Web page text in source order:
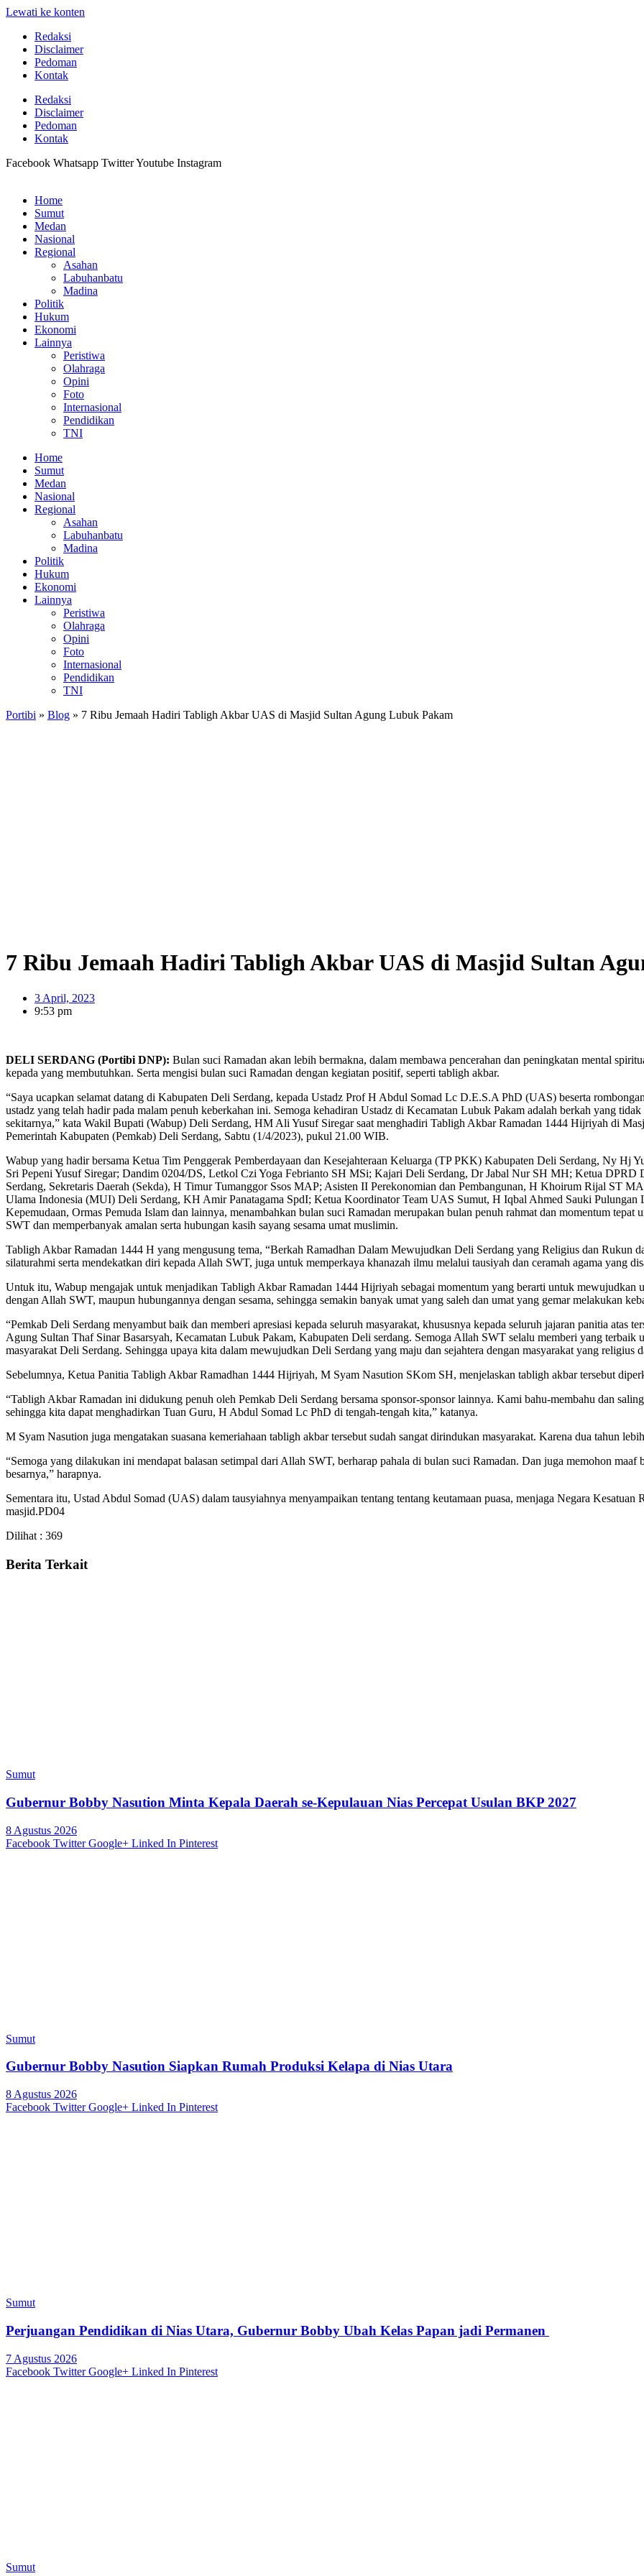
Lewati ke konten
Redaksi
Disclaimer
Pedoman
Kontak
Redaksi
Disclaimer
Pedoman
Kontak
Facebook Whatsapp TwitterYoutube Instagram
Home
Sumut
Medan
Nasional
Regional
Asahan
Labuhanbatu
Madina
Politik
Hukum
Ekonomi
Lainnya
Peristiwa
Olahraga
Opini
Foto
Internasional
Pendidikan
TNI
Home
Sumut
Medan
Nasional
Regional
Asahan
Labuhanbatu
Madina
Politik
Hukum
Ekonomi
Lainnya
Peristiwa
Olahraga
Opini
Foto
Internasional
Pendidikan
TNI
Portibi » Blog » 7 Ribu Jemaah Hadiri Tabligh Akbar UAS di Masjid Sultan Agung Lubuk Pakam
7 Ribu Jemaah Hadiri Tabligh Akbar UAS di Masjid Sultan
3 April, 2023
9:53 pm
DELI SERDANG (Portibi DNP): Bulan suci Ramadan akan lebih bermakna, dalam membawa pencerahan dan peningkatan mental
kepada yang membutuhkan. Serta mengisi bulan suci Ramadan dengan kegiatan positif, seperti tabligh akbar.
“Saya ucapkan selamat datang di Kabupaten Deli Serdang, kepada Ustadz Prof H Abdul Somad Lc D.E.S.A PhD (UAS) beserta
ustadz yang telah hadir pada malam penuh keberkahan ini. Semoga kehadiran Ustadz di Kecamatan Lubuk Pakam adalah berkah yang
sekitarnya,” kata Wakil Bupati (Wabup) Deli Serdang, HM Ali Yusuf Siregar saat menghadiri Tabligh Akbar Ramadan 1444 Hijriyah di
Pemerintah Kabupaten (Pemkab) Deli Serdang, Sabtu (1/4/2023), pukul 21.00 WIB.
Wabup yang hadir bersama Ketua Tim Penggerak Pemberdayaan dan Kesejahteraan Keluarga (TP PKK) Kabupaten Deli Serdang, Ny
Sri Pepeni Yusuf Siregar; Dandim 0204/DS, Letkol Czi Yoga Febrianto SH MSi; Kajari Deli Serdang, Dr Jabal Nur SH MH; Ketua
Serdang, Sekretaris Daerah (Sekda), H Timur Tumanggor Ssos MAP; Asisten II Perekonomian dan Pembangunan, H Khoirum Rijal ST
Ulama Indonesia (MUI) Deli Serdang, KH Amir Panatagama SpdI; Ketua Koordinator Team UAS Sumut, H Iqbal Ahmed Sauki Pulungan
Kepemudaan, Ormas Pemuda Islam dan lainnya, menambahkan bulan suci Ramadan merupakan bulan penuh rahmat dan momentum
SWT dan memperbanyak amalan serta hubungan kasih sayang sesama umat muslimin.
Tabligh Akbar Ramadan 1444 H yang mengusung tema, “Berkah Ramadhan Dalam Mewujudkan Deli Serdang yang Religius dan Rukun
silaturahmi serta mendekatkan diri kepada Allah SWT, juga untuk memperkaya khanazah ilmu melalui tausiyah dan ceramah agama yang
Untuk itu, Wabup mengajak untuk menjadikan Tabligh Akbar Ramadan 1444 Hijriyah sebagai momentum yang berarti untuk mewujudkan
dengan Allah SWT, maupun hubungannya dengan sesama, sehingga semakin banyak umat yang saleh dan umat yang gemar melakukan
“Pemkab Deli Serdang menyambut baik dan memberi apresiasi kepada seluruh masyarakat, khususnya kepada seluruh jajaran panitia atas
Agung Sultan Thaf Sinar Basarsyah, Kecamatan Lubuk Pakam, Kabupaten Deli serdang. Semoga Allah SWT selalu memberi yang terbaik
masyarakat Deli Serdang. Sehingga upaya kita dalam mewujudkan Deli Serdang yang maju dan sejahtera dengan masyarakat yang religius
Sebelumnya, Ketua Panitia Tabligh Akbar Ramadhan 1444 Hijriyah, M Syam Nasution SKom SH, menjelaskan tabligh akbar tersebut
“Tabligh Akbar Ramadan ini didukung penuh oleh Pemkab Deli Serdang bersama sponsor-sponsor lainnya. Kami bahu-membahu dan
sehingga kita dapat menghadirkan Tuan Guru, H Abdul Somad Lc PhD di tengah-tengah kita,” katanya.
M Syam Nasution juga mengatakan suasana kemeriahaan tabligh akbar tersebut sudah sangat dirindukan masyarakat. Karena dua tahun
“Semoga yang dilakukan ini mendapat balasan setimpal dari Allah SWT, berharap pahala di bulan suci Ramadan. Dan juga memohon
besarnya,” harapnya.
Sementara itu, Ustad Abdul Somad (UAS) dalam tausyiahnya menyampaikan tentang tentang keutamaan puasa, menjaga Negara
masjid.PD04
Dilihat : 369
Berita Terkait
Sumut
Gubernur Bobby Nasution Minta Kepala Daerah se-Kepulauan Nias Percepat Usulan BKP 2027
8 Agustus 2026
Facebook Twitter Google+ Linked In Pinterest
Sumut
Gubernur Bobby Nasution Siapkan Rumah Produksi Kelapa di Nias Utara
8 Agustus 2026
Facebook Twitter Google+ Linked In Pinterest
Sumut
Perjuangan Pendidikan di Nias Utara, Gubernur Bobby Ubah Kelas Papan jadi Permanen
7 Agustus 2026
Facebook Twitter Google+ Linked In Pinterest
Sumut